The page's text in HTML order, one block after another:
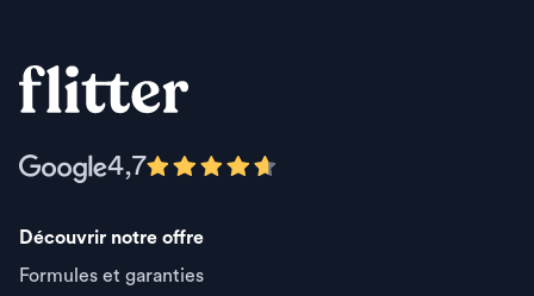
4,7
Découvrir notre offre
Formules et garanties